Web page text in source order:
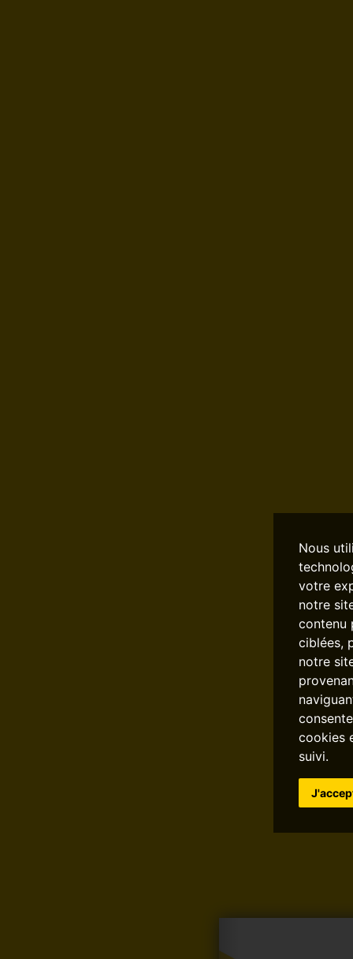
Nous
votre
notre
contenu
ciblées,
notre
cookies
suivi.